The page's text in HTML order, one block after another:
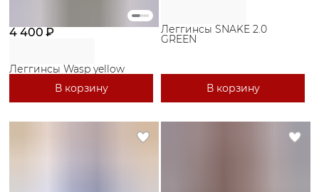
4 400 ₽
Леггинсы Wasp yellow
В корзину
Леггинсы SNAKE 2.0
GREEN
В корзину